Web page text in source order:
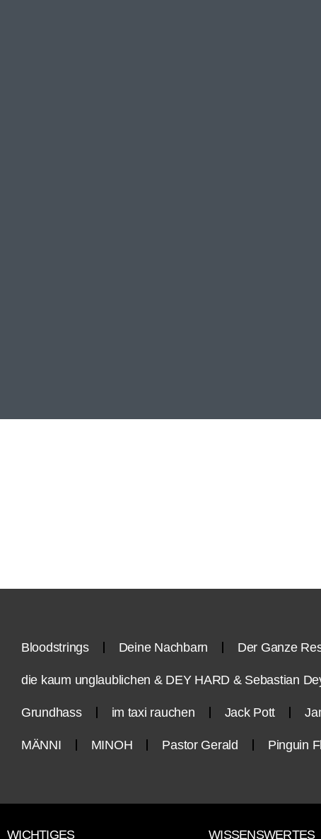
Bloodstrings Deine Nachbarn Der Ganze
die kaum unglaublichen & DEY HARD & Sebastian
Grundhass im taxi rauchen Jack Pott
MÄNNI MINOH Pastor Gerald Pinguin
WICHTIGES WISSENSWERTES